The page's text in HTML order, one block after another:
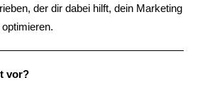
der dir dabei hilft, dein Marketing
vor?